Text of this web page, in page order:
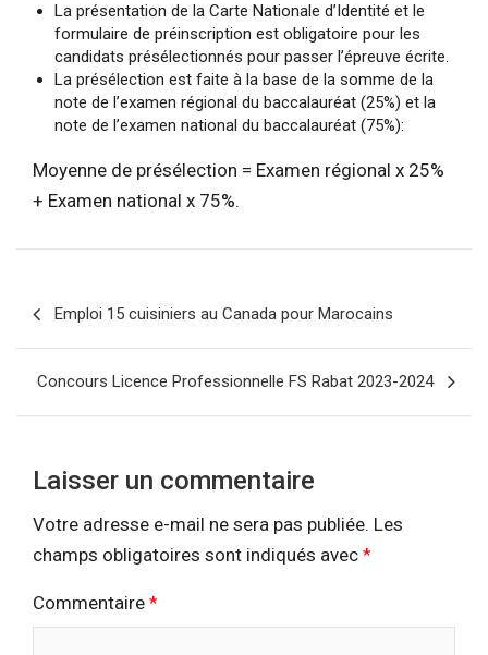
La présentation de la Carte Nationale d’Identité et le
formulaire de préinscription est obligatoire pour les
candidats présélectionnés pour passer l’épreuve écrite.
La présélection est faite à la base de la somme de la
note de l’examen régional du baccalauréat (25%) et la
note de l’examen national du baccalauréat (75%):
Moyenne de présélection = Examen régional x 25%
+ Examen national x 75%.
l’article
Emploi 15 cuisiniers au Canada pour Marocains
Concours Licence Professionnelle FS Rabat 2023-2024
Laisser un commentaire
Votre adresse e-mail ne sera pas publiée. Les
champs obligatoires sont indiqués avec *
Commentaire *